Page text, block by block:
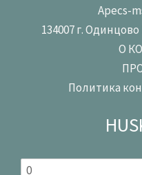
Apecs-
134007 г.
О
Политика